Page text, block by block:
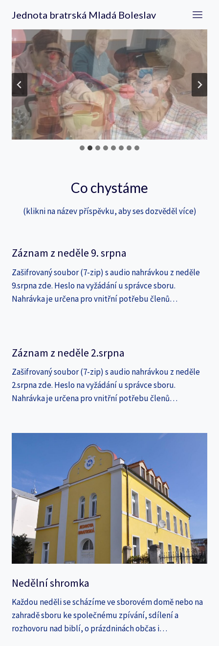
obsah
Jednota bratrská Mladá Boleslav
Co chystáme
(klikni na název příspěvku, aby ses dozvěděl více)
Záznam z neděle 9. srpna
Zašifrovaný soubor (7-zip) s audio nahrávkou z neděle
9.srpna zde. Heslo na vyžádání u správce sboru.
Nahrávka je určena pro vnitřní potřebu členů…
Záznam z neděle 2.srpna
Zašifrovaný soubor (7-zip) s audio nahrávkou z neděle
2.srpna zde. Heslo na vyžádání u správce sboru.
Nahrávka je určena pro vnitřní potřebu členů…
Nedělní shromka
Každou neděli se scházíme ve sborovém domě nebo na
zahradě sboru ke společnému zpívání, sdílení a
rozhovoru nad biblí, o prázdninách občas i…